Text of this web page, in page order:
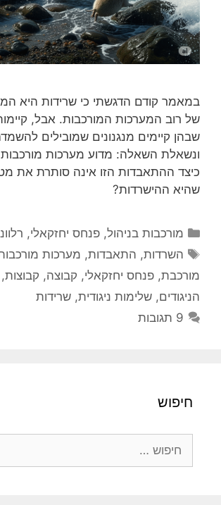
במאמר קודם הדגשתי כי שרידות היא
של רוב המערכות המורכבות. אבל,
שבהן קיימים מנגנונים שמובילים
ונשאלת השאלה: מדוע מערכות
כיצד ההתאבדות הזו אינה סותרת את
שהיא ההישרדות?
קטגוריות
מורכבות בניהול,פנחס יחזקאלי,
תגיות
השרדות, התאבדות, מערכות
מורכבת, פנחס יחזקאלי, קבוצה, קבוצות,
הניגודים, שלימות ניגודית, שרידות
9 תגובות
חיפוש